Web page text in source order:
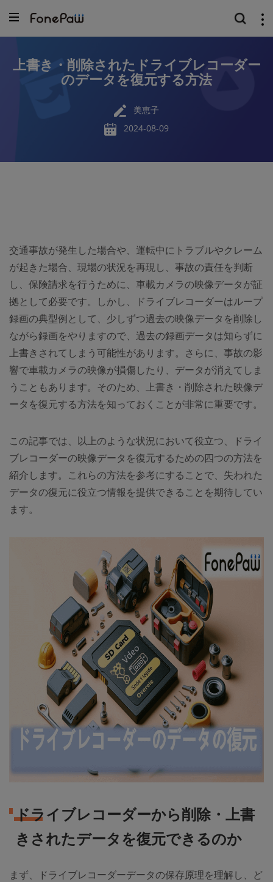
上書き・削除されたドライブレコーダー
のデータを復元する方法
美恵子
2024-08-09
交通事故が発生した場合や、運転中にトラブルやクレーム
が起きた場合、現場の状況を再現し、事故の責任を判断
し、保険請求を行うために、車載カメラの映像データが証
拠として必要です。しかし、ドライブレコーダーはループ
録画の典型例として、少しずつ過去の映像データを削除し
ながら録画をやりますので、過去の録画データは知らずに
上書きされてしまう可能性があります。さらに、事故の影
響で車載カメラの映像が損傷したり、データが消えてしま
うこともあります。そのため、上書き・削除された映像デ
ータを復元する方法を知っておくことが非常に重要です。
この記事では、以上のような状況において役立つ、ドライ
ブレコーダーの映像データを復元するための四つの方法を
紹介します。これらの方法を参考にすることで、失われた
データの復元に役立つ情報を提供できることを期待してい
ます。
ドライブレコーダーから削除・上書
きされたデータを復元できるのか
まず、ドライブレコーダーデータの保存原理を理解し、ど